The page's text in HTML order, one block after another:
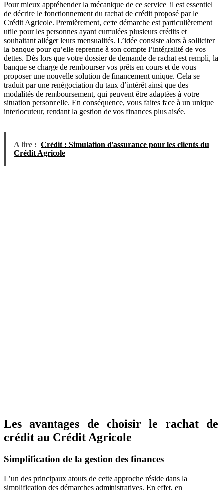
Pour mieux appréhender la mécanique de ce service, il est essentiel
de décrire le fonctionnement du rachat de crédit proposé par le
Crédit Agricole. Premièrement, cette démarche est particulièrement
utile pour les personnes ayant cumulées plusieurs crédits et
souhaitant alléger leurs mensualités. L’idée consiste alors à solliciter
la banque pour qu’elle reprenne à son compte l’intégralité de vos
dettes. Dès lors que votre dossier de demande de rachat est rempli, la
banque se charge de rembourser vos prêts en cours et de vous
proposer une nouvelle solution de financement unique. Cela se
traduit par une renégociation du taux d’intérêt ainsi que des
modalités de remboursement, qui peuvent être adaptées à votre
situation personnelle. En conséquence, vous faites face à un unique
interlocuteur, rendant la gestion de vos finances plus aisée.
A lire : Crédit : Simulation d'assurance pour les clients du
Crédit Agricole
Les avantages de choisir le rachat de
crédit au Crédit Agricole
Simplification de la gestion des finances
L’un des principaux atouts de cette approche réside dans la
simplification des démarches administratives. En effet, en